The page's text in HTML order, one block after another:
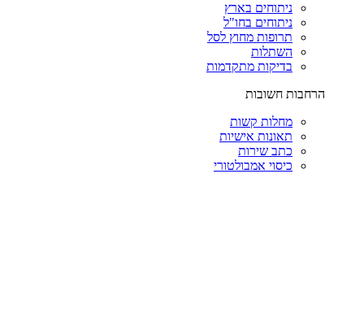
ניתוחים בארץ
ניתוחים בחו"ל
תרופות מחוץ לסל
השתלות
בדיקות מתקדמות
הרחבות חשובות
מחלות קשות
תאונות אישיות
כתב שירות
כיסוי אמבולטורי